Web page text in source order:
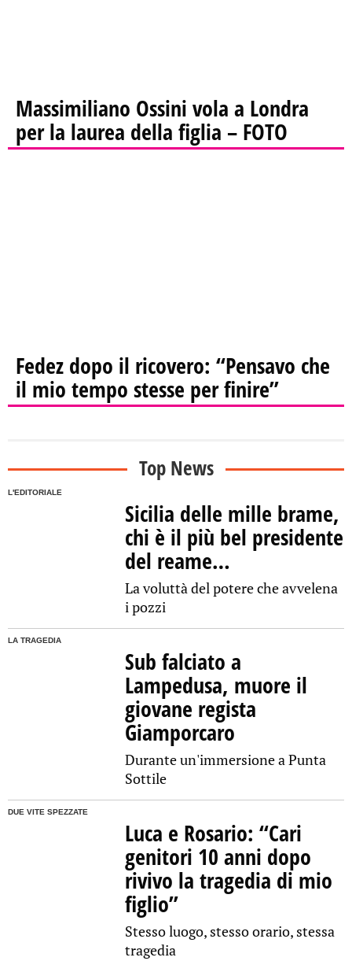
Massimiliano Ossini vola a Londra
per la laurea della figlia – FOTO
Fedez dopo il ricovero: “Pensavo che
il mio tempo stesse per finire”
Top News
L'EDITORIALE
Sicilia delle mille brame,
chi è il più bel presidente
del reame…
La voluttà del potere che avvelena
i pozzi
LA TRAGEDIA
Sub falciato a
Lampedusa, muore il
giovane regista
Giamporcaro
Durante un'immersione a Punta
Sottile
DUE VITE SPEZZATE
Luca e Rosario: “Cari
genitori 10 anni dopo
rivivo la tragedia di mio
figlio”
Stesso luogo, stesso orario, stessa
tragedia